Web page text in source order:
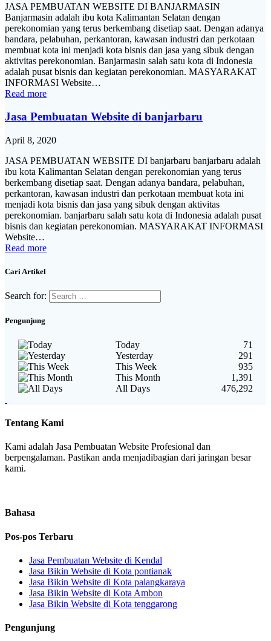
JASA PEMBUATAN WEBSITE DI BANJARMASIN
Banjarmasin adalah ibu kota Kalimantan Selatan dengan
perekonomian yang terus berkembang disetiap saat. Dengan adanya
bandara, pelabuhan, perkantoran, kawasan industri dan perkotaan
membuat kota ini menjadi kota bisnis dan jasa yang sibuk dengan
aktivitas perekonomian. Banjarmasin salah satu kota di Indonesia
adalah pusat bisnis dan kegiatan perekonomian. MASYARAKAT
INFORMASI Website…
Read more
Jasa Pembuatan Website di banjarbaru
April 8, 2020
JASA PEMBUATAN WEBSITE DI banjarbaru banjarbaru adalah
ibu kota Kalimantan Selatan dengan perekonomian yang terus
berkembang disetiap saat. Dengan adanya bandara, pelabuhan,
perkantoran, kawasan industri dan perkotaan membuat kota ini
menjadi kota bisnis dan jasa yang sibuk dengan aktivitas
perekonomian. banjarbaru salah satu kota di Indonesia adalah pusat
bisnis dan kegiatan perekonomian. MASYARAKAT INFORMASI
Website…
Read more
Cari Artikel
Search for:
Pengunjung
Today
71
Yesterday
291
This Week
935
This Month
1,391
All Days
476,292
Tentang Kami
Kami adalah Jasa Pembuatan Website Profesional dan
berpengalaman. Pastikan anda menjadibagian dari jaringan besar
kami.
Bahasa
Pos-pos Terbaru
Jasa Pembuatan Website di Kendal
Jasa Bikin Website di Kota pontianak
Jasa Bikin Website di Kota palangkaraya
Jasa Bikin Website di Kota Ambon
Jasa Bikin Website di Kota tenggarong
Pengunjung